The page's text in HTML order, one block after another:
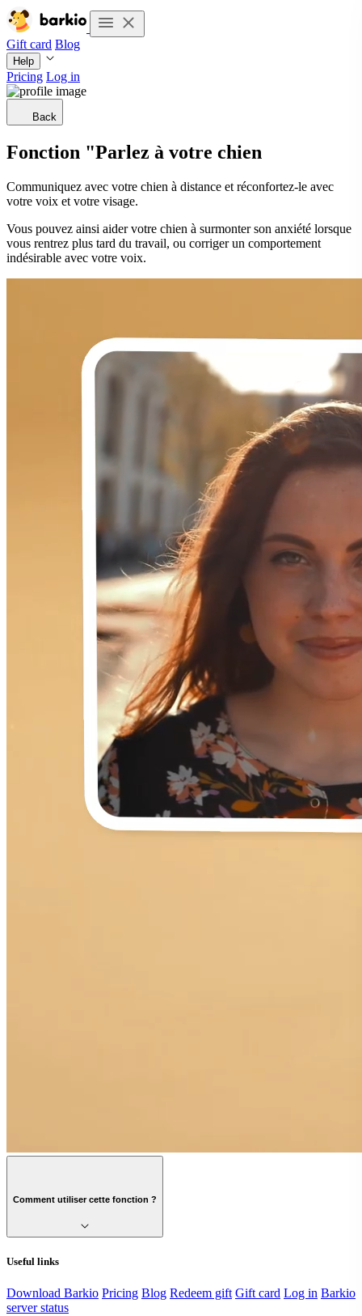
Gift card Blog
Help
Pricing Log in
Back
Fonction "Parlez à votre chien
Communiquez avec votre chien à distance et réconfortez-le avec
votre voix et votre visage.
Vous pouvez ainsi aider votre chien à surmonter son anxiété lorsque
vous rentrez plus tard du travail, ou corriger un comportement
indésirable avec votre voix.
Comment utiliser cette fonction ?
Useful links
Download Barkio Pricing Blog Redeem gift Gift card Log in Barkio
server status